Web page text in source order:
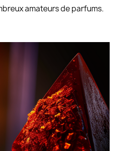
amateurs de parfums.